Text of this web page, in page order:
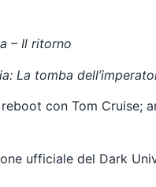
– Il ritorno
La tomba
con Tom Cruise;
ufficiale del Dark